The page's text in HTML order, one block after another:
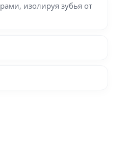
изолируя зубья от